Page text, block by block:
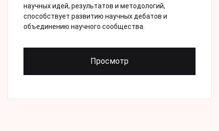
научных идей, результатов и методологий,
способствует развитию научных дебатов и
объединению научного сообщества.
Просмотр